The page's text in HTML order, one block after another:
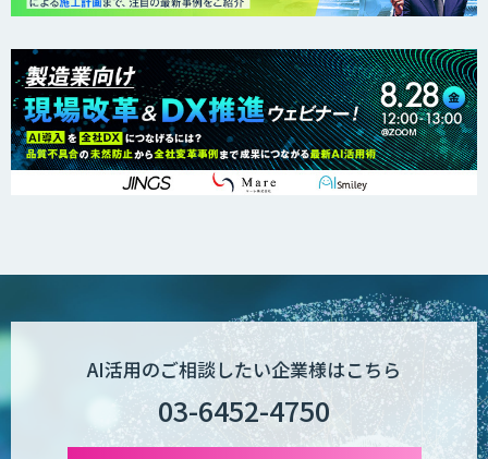
AI活用のご相談したい企業様はこちら
03-6452-4750